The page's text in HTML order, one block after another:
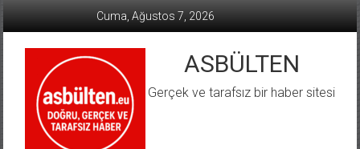
Cuma, Ağustos 7, 2026
ASBÜLTEN
Gerçek ve tarafsız bir haber sitesi